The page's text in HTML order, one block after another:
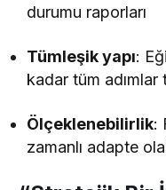
durumu raporları
Tümleşik yapı:
kadar tüm
Ölçeklenebilirlik:
zamanlı adapte